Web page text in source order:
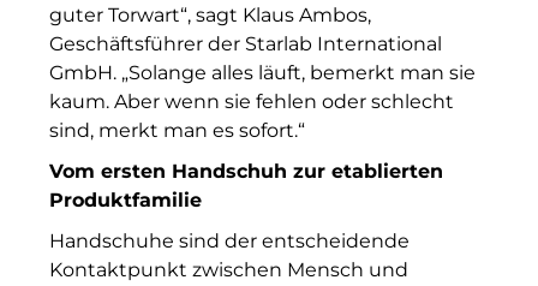
Hausbank München
Hotel Königshof München GmbH & Co. KG
INAI
Initiative Central Quartier
Interhyp
KERNenergie GmbH
guter Torwart“, sagt Klaus Ambos,
Geschäftsführer der Starlab International
GmbH. „Solange alles läuft, bemerkt man sie
kaum. Aber wenn sie fehlen oder schlecht
sind, merkt man es sofort.“
Vom ersten Handschuh zur etablierten
Produktfamilie
Handschuhe sind der entscheidende
Kontaktpunkt zwischen Mensch und